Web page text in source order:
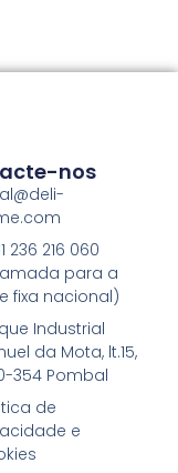
nos
236 216 060
para a
fixa nacional)
Industrial
da Mota, lt.15,
354 Pombal
de
e